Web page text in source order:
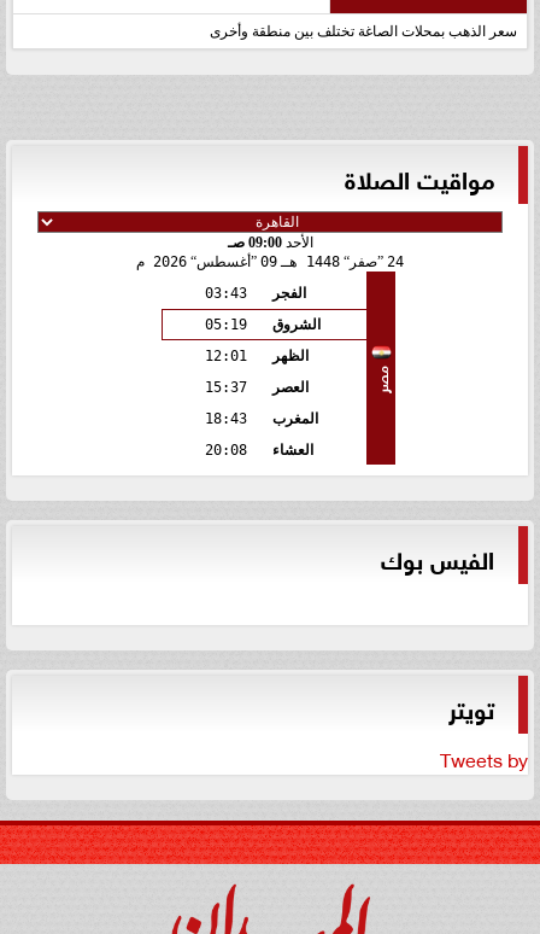
سعر الذهب بمحلات الصاغة تختلف بين منطقة وأخرى
مواقيت الصلاة
الأحد09:00 صـ
24
صفر 1448 هـ 09 أغسطس 2026 م
مصر
الفجر
03:43
الشروق
05:19
الظهر
12:01
العصر
15:37
المغرب
18:43
العشاء
20:08
الفيس بوك
تويتر
Tweets by